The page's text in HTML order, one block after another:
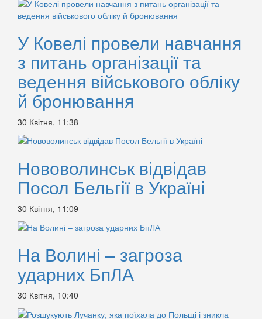
У Ковелі провели навчання
з питань організації та
ведення військового обліку
й бронювання
30 Квітня, 11:38
Нововолинськ відвідав
Посол Бельгії в Україні
30 Квітня, 11:09
На Волині – загроза
ударних БпЛА
30 Квітня, 10:40